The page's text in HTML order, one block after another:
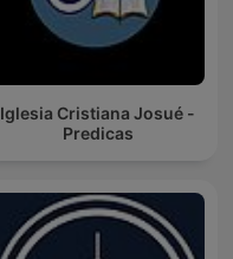
Iglesia Cristiana Josué -
Predicas